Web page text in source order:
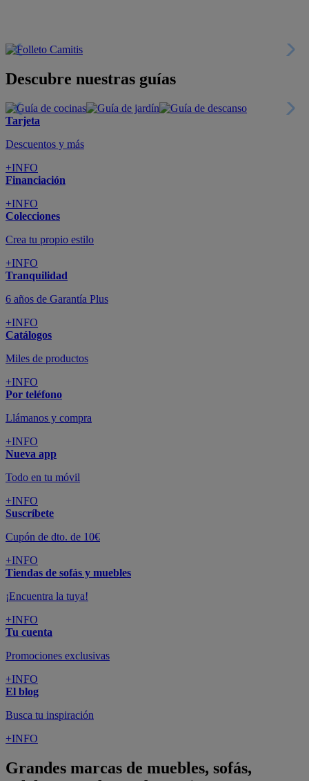
Descubre nuestras guías
Tarjeta
Descuentos y más
+INFO
Financiación
+INFO
Colecciones
Crea tu propio estilo
+INFO
Tranquilidad
6 años de Garantía Plus
+INFO
Catálogos
Miles de productos
+INFO
Por teléfono
Llámanos y compra
+INFO
Nueva app
Todo en tu móvil
+INFO
Suscríbete
Cupón de dto. de 10€
+INFO
Tiendas de sofás y muebles
¡Encuentra la tuya!
+INFO
Tu cuenta
Promociones exclusivas
+INFO
El blog
Busca tu inspiración
+INFO
Grandes marcas de muebles, sofás,